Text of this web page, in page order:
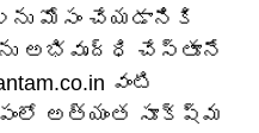
మోసం చేయడానికి
అభివృద్ధి చేస్తూనే
వంటి
అత్యంత సూక్ష్మ